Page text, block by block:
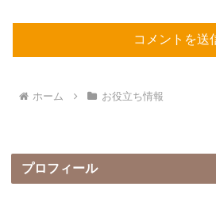
ホーム お役立ち情報
プロフィール